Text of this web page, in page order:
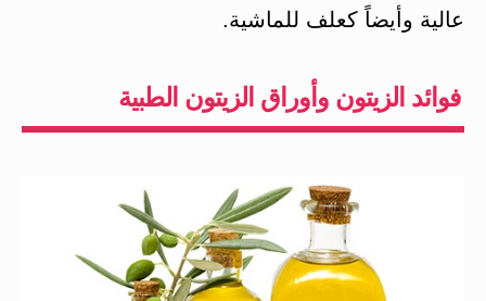
عالية وأيضاً كعلف للماشية.
فوائد الزيتون وأوراق الزيتون الطبية